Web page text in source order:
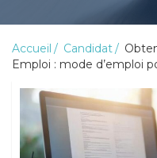
Conseils
Accueil Candidat
Emploi : mode d’emploi